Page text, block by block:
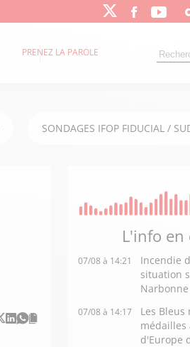
PRENEZ LA PAROLE
SONDAGES IFOP FIDUCIAL /
L'info en
07/08 à 14:21
Incendie
situation
Narbonne
07/08 à 14:17
Les
médailles
d'Europe